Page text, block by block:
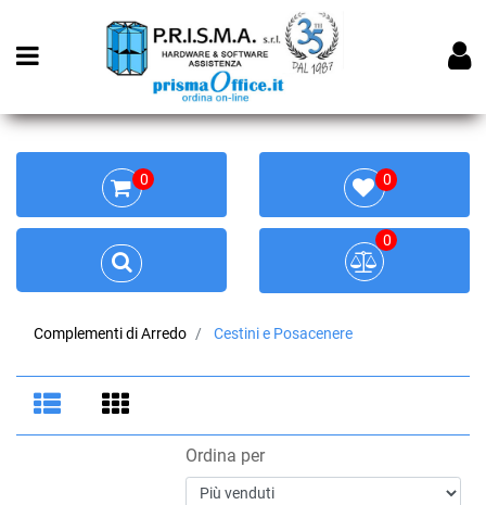
Open menu
0 0
0
Complementi di Arredo Cestini e Posacenere
Ordina per